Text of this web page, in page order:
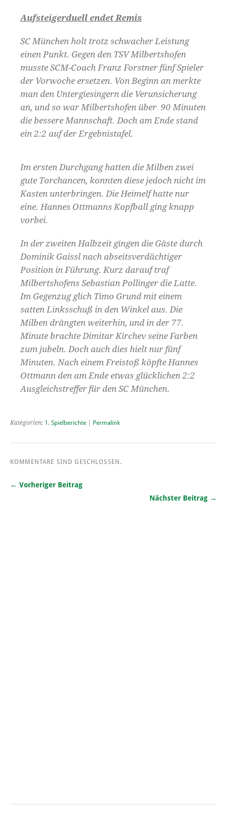
Aufsteigerduell endet Remis
SC München holt trotz schwacher Leistung
einen Punkt. Gegen den TSV Milbertshofen
musste SCM-Coach Franz Forstner fünf Spieler
der Vorwoche ersetzen. Von Beginn an merkte
man den Untergiesingern die Verunsicherung
an, und so war Milbertshofen über 90 Minuten
die bessere Mannschaft. Doch am Ende stand
ein 2:2 auf der Ergebnistafel.
Im ersten Durchgang hatten die Milben zwei
gute Torchancen, konnten diese jedoch nicht im
Kasten unterbringen. Die Heimelf hatte nur
eine. Hannes Ottmanns Kopfball ging knapp
vorbei.
In der zweiten Halbzeit gingen die Gäste durch
Dominik Gaissl nach abseitsverdächtiger
Position in Führung. Kurz darauf traf
Milbertshofens Sebastian Pollinger die Latte.
Im Gegenzug glich Timo Grund mit einem
satten Linksschuß in den Winkel aus. Die
Milben drängten weiterhin, und in der 77.
Minute brachte Dimitar Kirchev seine Farben
zum jubeln. Doch auch dies hielt nur fünf
Minuten. Nach einem Freistoß köpfte Hannes
Ottmann den am Ende etwas glücklichen 2:2
Ausgleichstreffer für den SC München.
Kategorien: 1. Spielberichte Permalink
KOMMENTARE SIND GESCHLOSSEN.
← Vorheriger Beitrag
Nächster Beitrag →